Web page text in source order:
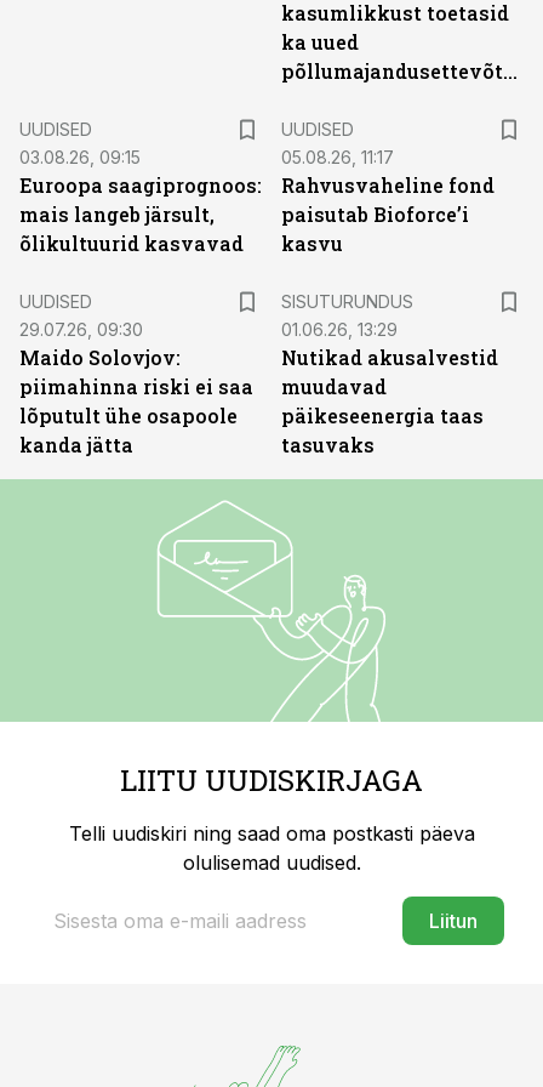
kasumlikkust toetasid
ka uued
põllumajandusettevõtted
UUDISED
03.08.26, 09:15
Euroopa saagiprognoos:
mais langeb järsult,
õlikultuurid kasvavad
UUDISED
05.08.26, 11:17
Rahvusvaheline fond
paisutab Bioforce’i
kasvu
UUDISED
29.07.26, 09:30
Maido Solovjov:
piimahinna riski ei saa
lõputult ühe osapoole
kanda jätta
SISUTURUNDUS
01.06.26, 13:29
Nutikad akusalvestid
muudavad
päikeseenergia taas
tasuvaks
LIITU UUDISKIRJAGA
Telli uudiskiri ning saad oma postkasti päeva
olulisemad uudised.
Liitun